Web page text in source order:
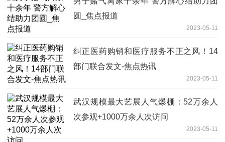
圆_焦点报道
2023-05-11
纠正医药购销和医疗服务不正之风！14
部门联合发文-焦点热讯
2023-05-11
武汉规模最大艺展人气爆棚：52万余人
次参观+1000万余人次访问
2023-05-11